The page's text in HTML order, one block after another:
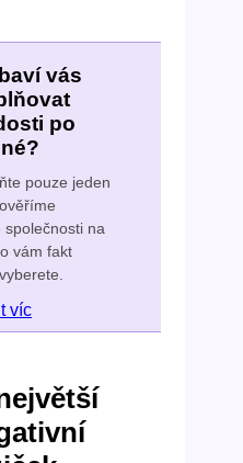
vás
po
pouze jeden
na
vám fakt
víc